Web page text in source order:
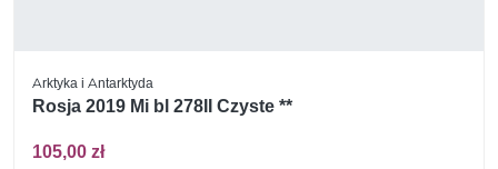
Arktyka i Antarktyda
Rosja 2019 Mi bl 278II Czyste **
105,00 zł